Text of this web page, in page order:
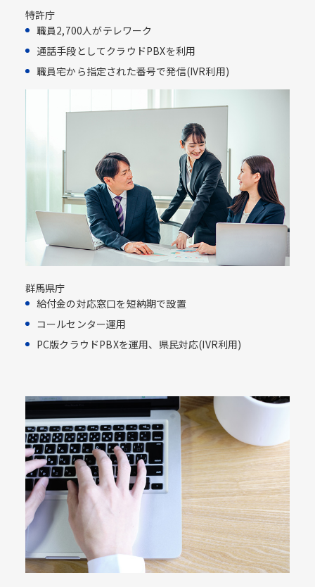
特許庁
職員2,700人がテレワーク
通話手段としてクラウドPBXを利用​
職員宅から指定された番号で発信(IVR利用)​
群馬県庁
給付金の対応窓口を短納期で設置​
コールセンター運用​
PC版クラウドPBXを運用、県民対応​(IVR利用)​